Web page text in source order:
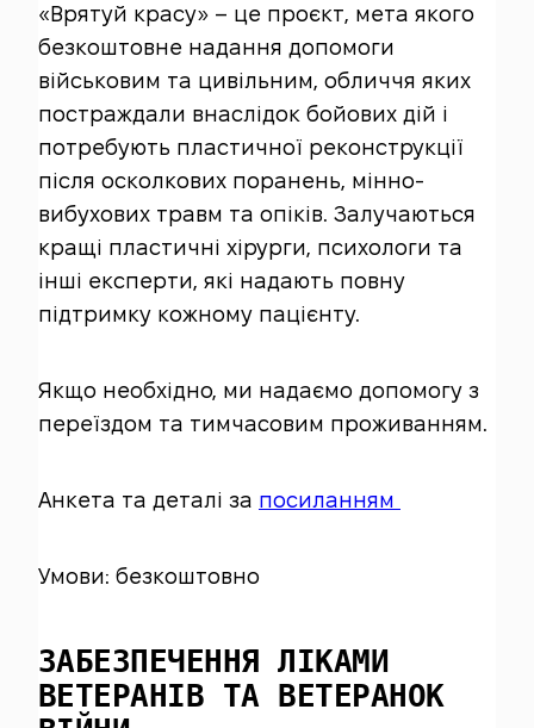
«Врятуй красу» – це проєкт, мета якого
безкоштовне надання допомоги
військовим та цивільним, обличчя яких
постраждали внаслідок бойових дій і
потребують пластичної реконструкції
після осколкових поранень, мінно-
вибухових травм та опіків. Залучаються
кращі пластичні хірурги, психологи та
інші експерти, які надають повну
підтримку кожному пацієнту.
Якщо необхідно, ми надаємо допомогу з
переїздом та тимчасовим проживанням.
Анкета та деталі за посиланням
Умови: безкоштовно
ЗАБЕЗПЕЧЕННЯ ЛІКАМИ
ВЕТЕРАНІВ ТА ВЕТЕРАНОК